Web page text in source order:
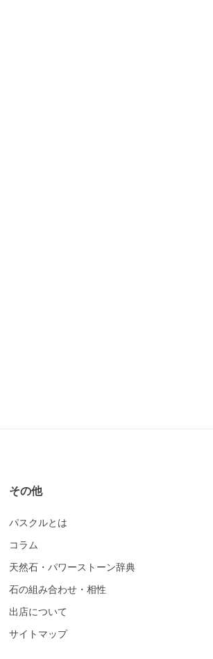
その他
パスクルとは
コラム
天然石・パワーストーン辞典
石の組み合わせ・相性
出店について
サイトマップ